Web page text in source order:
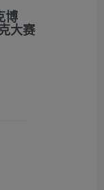
博
大赛